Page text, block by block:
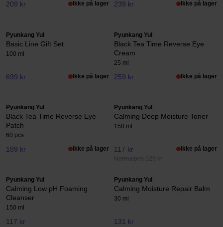
209 kr Ikke på lager 239 kr Ikke på lager
Pyunkang Yul
Basic Line Gift Set
100 ml
699 kr Ikke på lager
Pyunkang Yul
Black Tea Time Reverse Eye
Cream
25 ml
259 kr Ikke på lager
Pyunkang Yul
Black Tea Time Reverse Eye
Patch
60 pcs
189 kr Ikke på lager
Pyunkang Yul
Calming Deep Moisture Toner
150 ml
117 kr
Normalpris 129 kr
Ikke på lager
Pyunkang Yul
Calming Low pH Foaming
Cleanser
150 ml
117 kr
Pyunkang Yul
Calming Moisture Repair Balm
30 ml
131 kr